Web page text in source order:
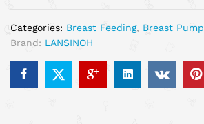
Categories: Breast Feeding, Breast Pump
Brand: LANSINOH